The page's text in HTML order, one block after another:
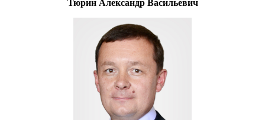
Тюрин Александр Васильевич